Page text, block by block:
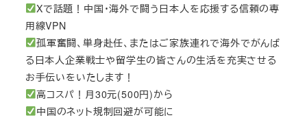
Xで話題！中国・海外で闘う日本人を応援する信頼の専
用線VPN
孤軍奮闘、単身赴任、またはご家族連れで海外でがんば
る日本人企業戦士や留学生の皆さんの生活を充実させる
お手伝いをいたします！
高コスパ！月30元(500円)から
中国のネット規制回避が可能に